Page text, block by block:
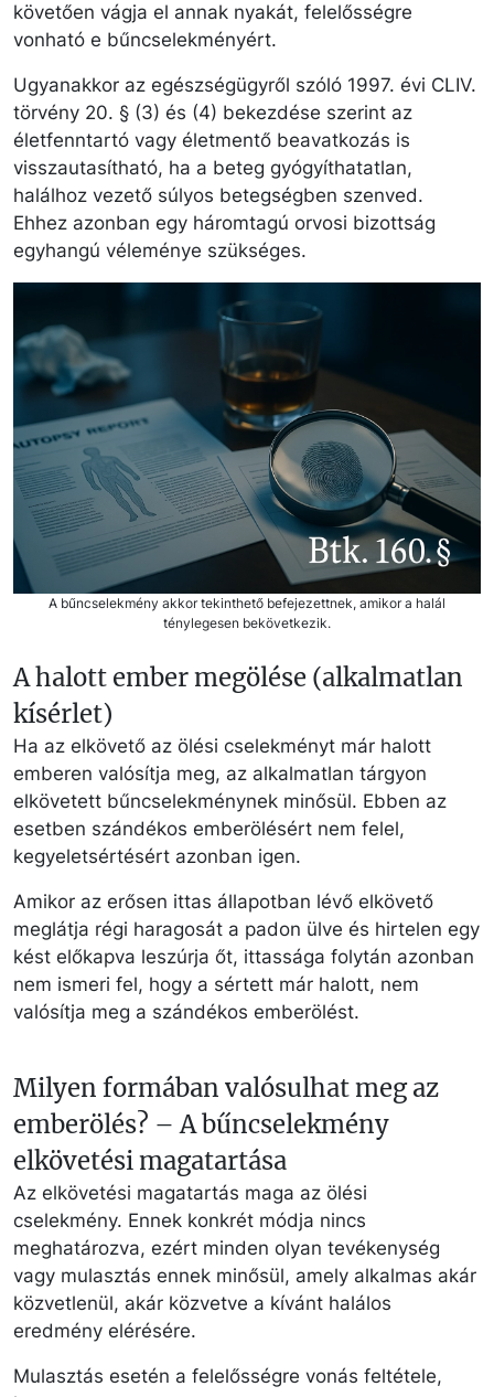
követően vágja el annak nyakát, felelősségre
vonható e bűncselekményért.
Ugyanakkor az egészségügyről szóló 1997. évi CLIV.
törvény 20. § (3) és (4) bekezdése szerint az
életfenntartó vagy életmentő beavatkozás is
visszautasítható, ha a beteg gyógyíthatatlan,
halálhoz vezető súlyos betegségben szenved.
Ehhez azonban egy háromtagú orvosi bizottság
egyhangú véleménye szükséges.
A bűncselekmény akkor tekinthető befejezettnek, amikor a halál
ténylegesen bekövetkezik.
A halott ember megölése (alkalmatlan
kísérlet)
Ha az elkövető az ölési cselekményt már halott
emberen valósítja meg, az alkalmatlan tárgyon
elkövetett bűncselekménynek minősül. Ebben az
esetben szándékos emberölésért nem felel,
kegyeletsértésért azonban igen.
Amikor az erősen ittas állapotban lévő elkövető
meglátja régi haragosát a padon ülve és hirtelen egy
kést előkapva leszúrja őt, ittassága folytán azonban
nem ismeri fel, hogy a sértett már halott, nem
valósítja meg a szándékos emberölést.
Milyen formában valósulhat meg az
emberölés? – A bűncselekmény
elkövetési magatartása
Az elkövetési magatartás maga az ölési
cselekmény. Ennek konkrét módja nincs
meghatározva, ezért minden olyan tevékenység
vagy mulasztás ennek minősül, amely alkalmas akár
közvetlenül, akár közvetve a kívánt halálos
eredmény elérésére.
Mulasztás esetén a felelősségre vonás feltétele,